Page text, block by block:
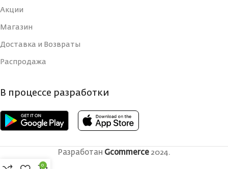
Акции
Магазин
Доставка и Возвраты
Распродажа
В процессе разработки
Разработан Gcommerce 2024.
0